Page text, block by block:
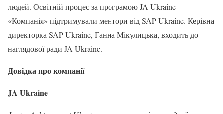
людей. Освітній процес за програмою JA Ukraine
«Компанія» підтримували ментори від SAP Ukraine. Керівна
директорка SAP Ukraine, Ганна Мікулицька, входить до
наглядової ради JA Ukraine.
Довідка про компанії
JA Ukraine